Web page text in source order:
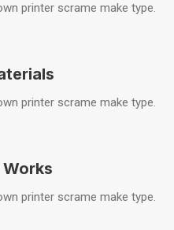
printer scrame make type.
printer scrame make type.
printer scrame make type.